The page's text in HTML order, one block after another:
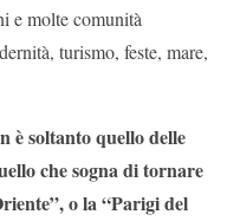
e molte comunità
turismo, feste, mare,
è soltanto quello delle
che sogna di tornare
o la “Parigi del